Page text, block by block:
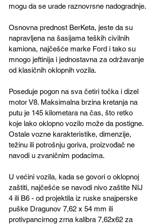
mogu da se urade raznovrsne nadogradnje.
Osnovna prednost BerKeta, jeste da su
napravljena na šasijama teških civilnih
kamiona, najčešće marke Ford i tako su
mnogo jeftinija i jednostavna za održavanje
od klasičnih oklopnih vozila.
Poseduje pogon na sva četiri točka i dizel
motor V8. Maksimalna brzina kretanja na
putu je 145 kilometara na čas, što retko
koje lako oklopno vozilo može da postigne.
Ostale vozne karakteristike, dimenzije,
težinu ili potrošnju goriva, proizvođač ne
navodi u zvaničnim podacima.
U većini vozila, kada se govori o oklopnoj
zaštiti, najčešće se navodi nivo zaštite NIJ
4 ili B6 - od projektila iz ruske snajperske
puške Dragunov 7,62 x 54 mm ili
protivpancirnog zrna kalibra 7,62x62 za